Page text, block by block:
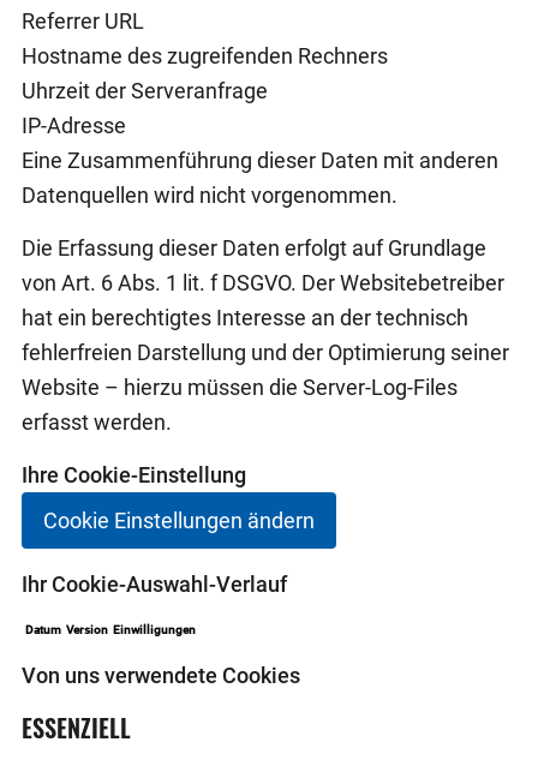
Referrer URL
Hostname des zugreifenden Rechners
Uhrzeit der Serveranfrage
IP-Adresse
Eine Zusammenführung dieser Daten mit anderen
Datenquellen wird nicht vorgenommen.
Die Erfassung dieser Daten erfolgt auf Grundlage
von Art. 6 Abs. 1 lit. f DSGVO. Der Websitebetreiber
hat ein berechtigtes Interesse an der technisch
fehlerfreien Darstellung und der Optimierung seiner
Website – hierzu müssen die Server-Log-Files
erfasst werden.
Ihre Cookie-Einstellung
Cookie Einstellungen ändern
Ihr Cookie-Auswahl-Verlauf
Datum Version Einwilligungen
Von uns verwendete Cookies
ESSENZIELL